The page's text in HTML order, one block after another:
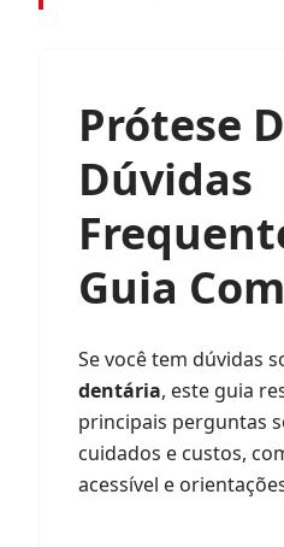
Prótese
Dúvidas
Guia
Se você tem dúvidas
dentária, este guia
principais perguntas
cuidados e custos,
acessível e